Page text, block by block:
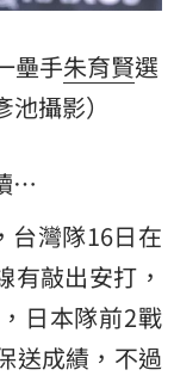
壘手朱育賢選
攝影）
…
台灣隊16日在
有敲出安打，
日本隊前2戰
送成績，不過